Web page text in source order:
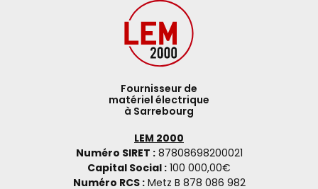
Fournisseur de
matériel électrique
à Sarrebourg
LEM 2000
Numéro SIRET :87808698200021
Capital Social : 100 000,00€
Numéro RCS :Metz B 878 086 982